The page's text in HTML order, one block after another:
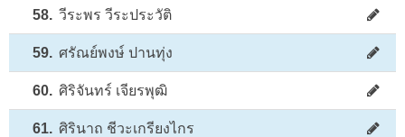
58. วีระพร วีระประวัติ
59. ศรัณย์พงษ์ ปานทุ่ง
60. ศิริจันทร์ เจียรพุฒิ
61. ศิรินาถ ชีวะเกรียงไกร